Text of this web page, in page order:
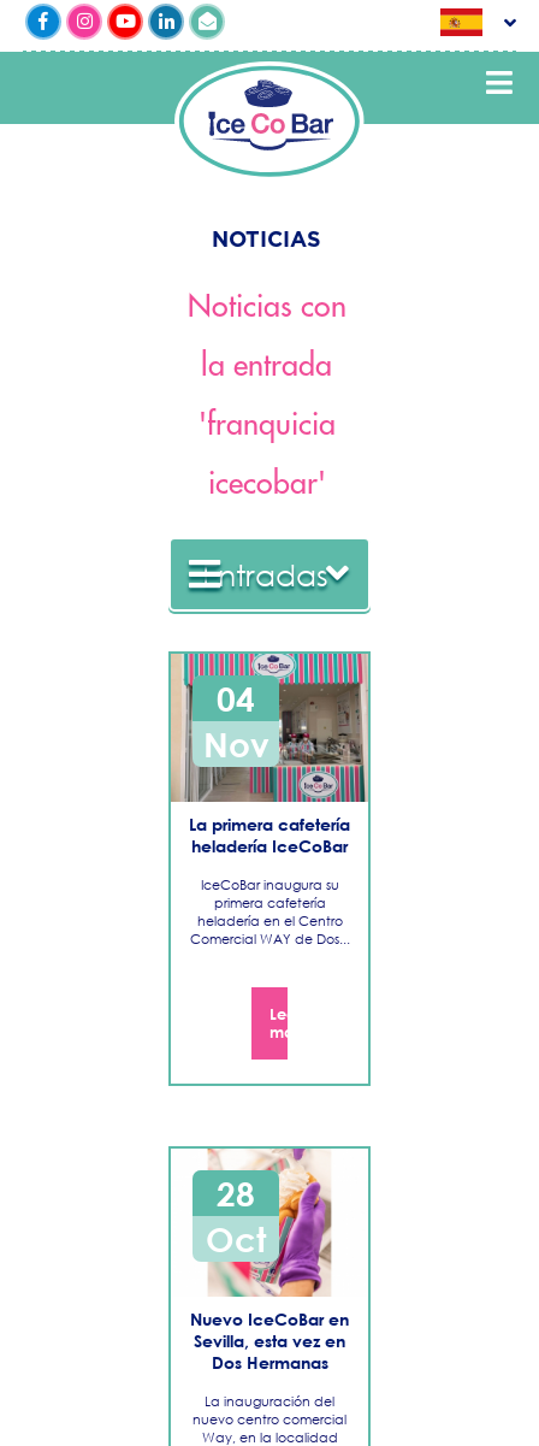
NOTICIAS
Noticias con
la entrada
'franquicia
icecobar'
Entradas
2022
2021
2020
2019
2018
04
Nov
La primera cafetería
heladería IceCoBar
IceCoBar inaugura su
primera cafetería
heladería en el Centro
Comercial WAY de Dos...
Leer
más
28
Oct
Nuevo IceCoBar en
Sevilla, esta vez en
Dos Hermanas
La inauguración del
nuevo centro comercial
Way, en la localidad